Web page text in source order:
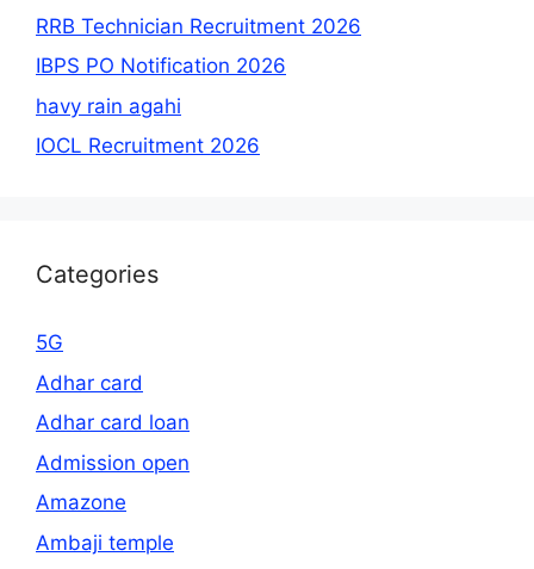
RRB Technician Recruitment 2026
IBPS PO Notification 2026
havy rain agahi
IOCL Recruitment 2026
Categories
5G
Adhar card
Adhar card loan
Admission open
Amazone
Ambaji temple